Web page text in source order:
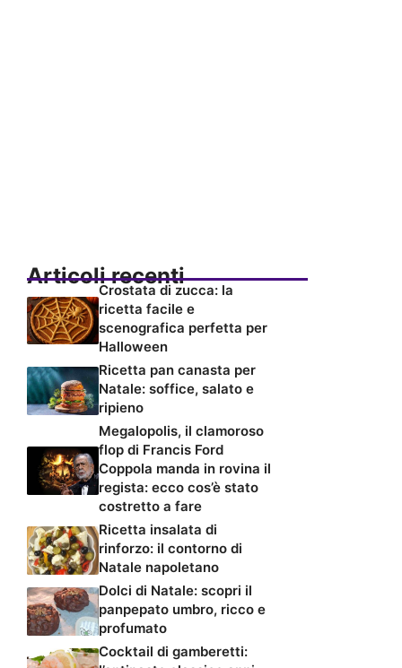
Articoli recenti
Crostata di zucca: la
ricetta facile e
scenografica perfetta per
Halloween
Ricetta pan canasta per
Natale: soffice, salato e
ripieno
Megalopolis, il clamoroso
flop di Francis Ford
Coppola manda in rovina il
regista: ecco cos’è stato
costretto a fare
Ricetta insalata di
rinforzo: il contorno di
Natale napoletano
Dolci di Natale: scopri il
panpepato umbro, ricco e
profumato
Cocktail di gamberetti: